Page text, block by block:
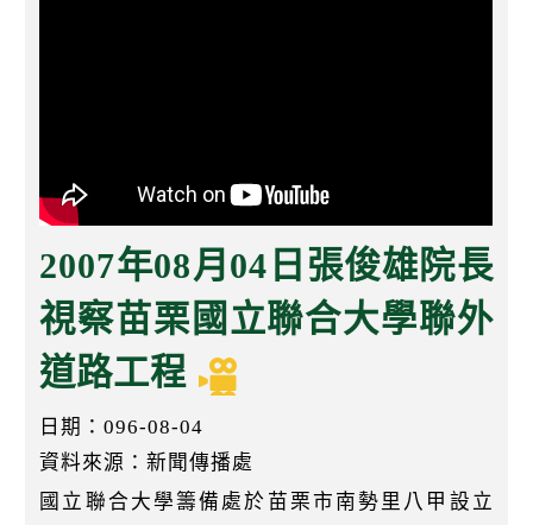
2007年08月04日張俊雄院長
視察苗栗國立聯合大學聯外
道路工程
日期：096-08-04
資料來源：新聞傳播處
國立聯合大學籌備處於苗栗市南勢里八甲設立